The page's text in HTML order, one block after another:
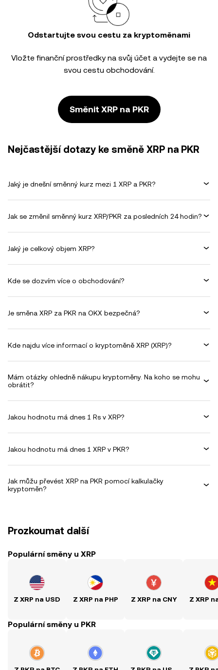
Odstartujte svou cestu za kryptoměnami
Vložte finanční prostředky na svůj účet a vydejte se na
svou cestu obchodování.
Směnit XRP na PKR
Nejčastější dotazy ke směně XRP na PKR
Jaký je dnešní směnný kurz mezi 1 XRP a PKR?
Jak se změnil směnný kurz XRP/PKR za posledních 24 hodin?
Jaký je celkový objem XRP?
Kde se dozvím více o obchodování?
Je směna XRP za PKR na OKX bezpečná?
Kde najdu více informací o kryptoměně XRP (XRP)?
Mám otázky ohledně nákupu kryptoměny. Na koho se mohu
obrátit?
Jakou hodnotu má dnes 1 Rs v XRP?
Jakou hodnotu má dnes 1 XRP v PKR?
Jak můžu převést XRP na PKR pomocí kalkulačky
kryptoměn?
Prozkoumat další
Populární směny u XRP
Z XRP na USD Z XRP na PHP Z XRP na CNY Z XRP
Populární směny u PKR